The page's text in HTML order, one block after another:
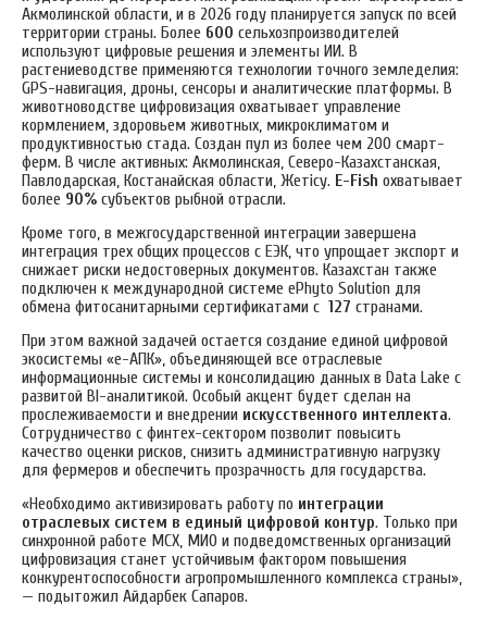
Акмолинской области, и в 2026 году планируется запуск по всей
территории страны. Более 600 сельхозпроизводителей
используют цифровые решения и элементы ИИ. В
растениеводстве применяются технологии точного земледелия:
GPS-навигация, дроны, сенсоры и аналитические платформы. В
животноводстве цифровизация охватывает управление
кормлением, здоровьем животных, микроклиматом и
продуктивностью стада. Создан пул из более чем 200 смарт-
ферм. В числе активных: Акмолинская, Северо-Казахстанская,
Павлодарская, Костанайская области, Жетісу. E-Fish охватывает
более 90% субъектов рыбной отрасли.
Кроме того, в межгосударственной интеграции завершена
интеграция трех общих процессов с ЕЭК, что упрощает экспорт и
снижает риски недостоверных документов. Казахстан также
подключен к международной системе ePhyto Solution для
обмена фитосанитарными сертификатами с 127 странами.
При этом важной задачей остается создание единой цифровой
экосистемы «е-АПК», объединяющей все отраслевые
информационные системы и консолидацию данных в Data Lake с
развитой BI-аналитикой. Особый акцент будет сделан на
прослеживаемости и внедрении искусственного интеллекта.
Сотрудничество с финтех-сектором позволит повысить
качество оценки рисков, снизить административную нагрузку
для фермеров и обеспечить прозрачность для государства.
«Необходимо активизировать работу по интеграции
отраслевых систем в единый цифровой контур. Только при
синхронной работе МСХ, МИО и подведомственных организаций
цифровизация станет устойчивым фактором повышения
конкурентоспособности агропромышленного комплекса страны»,
— подытожил Айдарбек Сапаров.